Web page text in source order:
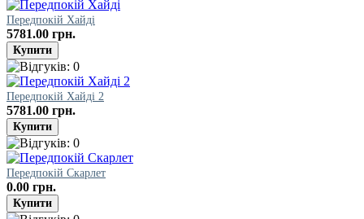
Передпокій Хайді
5781.00 грн.
Передпокій Хайді 2
5781.00 грн.
Передпокій Скарлет
0.00 грн.